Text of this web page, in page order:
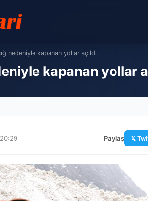
nedeniyle kapanan yollar açıldı
kapanan yollar
Paylaş 𝕏